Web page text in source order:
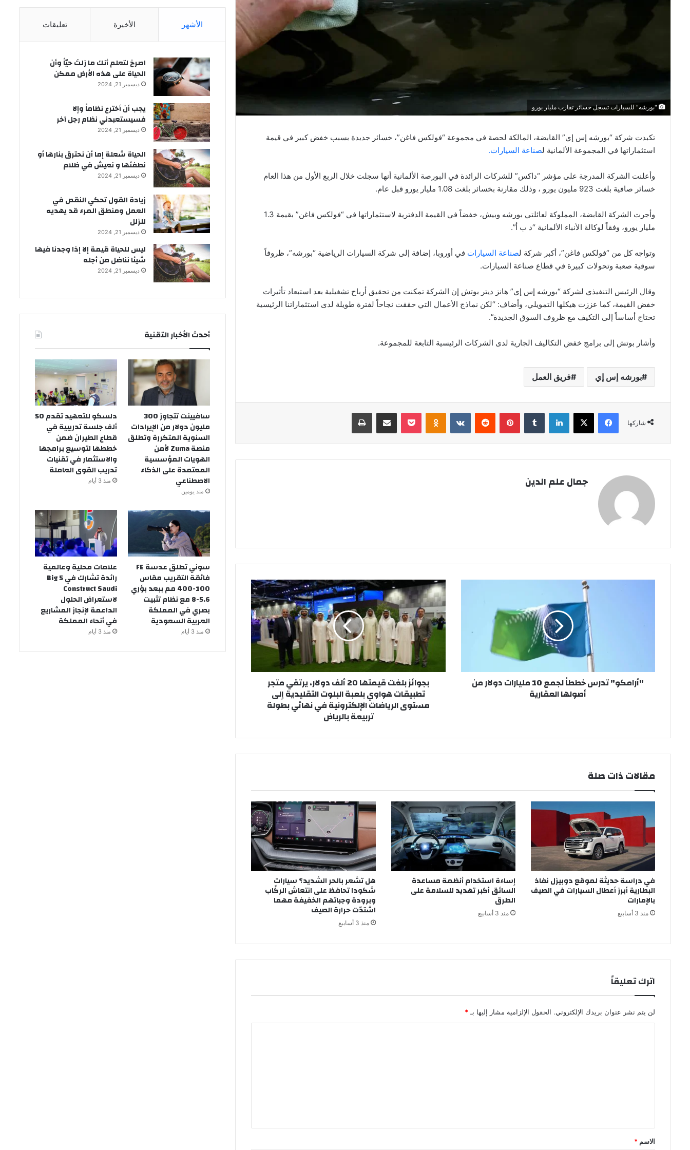
"بورشه" للسيارات تسجل خسائر تقارب مليار يورو
تكبدت شركة “بورشه إس إي” القابضة، المالكة لحصة في مجموعة “فولكس فاغن”، خسائر جديدة بسبب خفض كبير في قيمة
استثماراتها في المجموعة الألمانية لصناعة السيارات.
وأعلنت الشركة المدرجة على مؤشر “داكس” للشركات الرائدة في البورصة الألمانية أنها سجلت خلال الربع الأول من هذا العام
خسائر صافية بلغت 923 مليون يورو ، وذلك مقارنة بخسائر بلغت 1.08 مليار يورو قبل عام.
وأجرت الشركة القابضة، المملوكة لعائلتي بورشه وبيش، خفضاً في القيمة الدفترية لاستثماراتها في “فولكس فاغن” بقيمة 1.3
مليار يورو، وفقاً لوكالة الأنباء الألمانية “د ب أ”.
وتواجه كل من “فولكس فاغن”، أكبر شركة لصناعة السيارات في أوروبا، إضافة إلى شركة السيارات الرياضية “بورشه”، ظروفاً
سوقية صعبة وتحولات كبيرة في قطاع صناعة السيارات.
وقال الرئيس التنفيذي لشركة “بورشه إس إي” هانز ديتر بوتش إن الشركة تمكنت من تحقيق أرباح تشغيلية بعد استبعاد تأثيرات
خفض القيمة، كما عززت هيكلها التمويلي، وأضاف: “لكن نماذج الأعمال التي حققت نجاحاً لفترة طويلة لدى استثماراتنا الرئيسية
تحتاج أساساً إلى التكيف مع ظروف السوق الجديدة”.
وأشار بوتش إلى برامج خفض التكاليف الجارية لدى الشركات الرئيسية التابعة للمجموعة.
بورشه إس إي فريق العمل
شاركها
فيسبوك ‫X لينكدإن بينتيريست Odnoklassniki
‫Pocket مشاركة عبر البريد طباعة
جمال علم الدين
أصولها
العقارية
"أرامكو" تدرس خططاً لجمع 10 مليارات دولار من
أصولها العقارية
بجوائز
بلغت
قيمتها
20
ألف
دولار،
تطبيقات
هواوي
البلوت
الإلكترونية
بطولة
تربيعة
بالرياض
بجوائز بلغت قيمتها 20 ألف دولار، يرتقي متجر
تطبيقات هواوي بلعبة البلوت التقليدية إلى
مستوى الرياضات الإلكترونية في نهائي بطولة
تربيعة بالرياض
مقالات ذات صلة
في دراسة حديثة لموقع دوبيزل نفاذ
البطارية أبرز أعطال السيارات في الصيف
بالإمارات
منذ 3 أسابيع
إساءة استخدام أنظمة مساعدة
السائق أكبر تهديد للسلامة على
الطرق
منذ 3 أسابيع
هل تشعر بالحر الشديد؟ سيارات
شكودا تحافظ على انتعاش الركّاب
وبرودة وجباتهم الخفيفة مهما
اشتدّت حرارة الصيف
منذ 3 أسابيع
اترك تعليقاً
لن يتم نشر عنوان بريدك الإلكتروني. الحقول الإلزامية مشار إليها بـ*
*
الاسم *
الأشهر الأخيرة تعليقات
‫اصرخ لتعلم أنك ما زلتَ حيّاً وأن
الحياة على هذه الأرض ممكن
ديسمبر 21, 2024
يجب أن أخترع نظاماً وإلا
فسيستعبدني نظام رجل آخر
ديسمبر 21, 2024
الحياة شعلة إما أن نحترق بنارها أو
نطفئها و نعيش في ظلام
ديسمبر 21, 2024
زيادة القول تحكي النقص في
العمل ومنطق المرء قد يهديه
للزلل
ديسمبر 21, 2024
ليس للحياة قيمة إلا إذا وجدنا فيها
شيئا نناضل من أجله
ديسمبر 21, 2024
أحدث الأخبار التقنية
سافيينت تتجاوز 300
مليون دولار من الإيرادات
السنوية المتكررة وتطلق
منصة Zuma لأمن
الهويات المؤسسية
المعتمدة على الذكاء
الاصطناعي
منذ يومين
دلسكو للتعهيد تقدم 50
ألف جلسة تدريبية في
قطاع الطيران ضمن
خططها لتوسيع برامجها
والاستثمار في تقنيات
تدريب القوى العاملة
منذ 3 أيام
سوني تطلق عدسة FE
فائقة التقريب مقاس
100-400 مم ببعد بؤري
5.6-8 مع نظام تثبيت
بصري في المملكة
العربية السعودية
منذ 3 أيام
علامات محلية وعالمية
رائدة تشارك في Big 5
Construct Saudi
لاستعراض الحلول
الداعمة لإنجاز المشاريع
في أنحاء المملكة
منذ 3 أيام